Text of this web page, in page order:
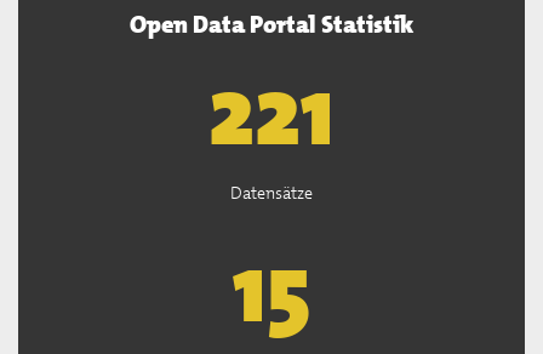
Open Data Portal Statistik
222
Datensätze
15